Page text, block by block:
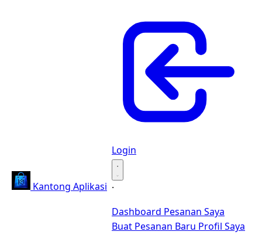
Kantong Aplikasi
Login
·
·
Dashboard Pesanan Saya
Buat Pesanan Baru Profil Saya